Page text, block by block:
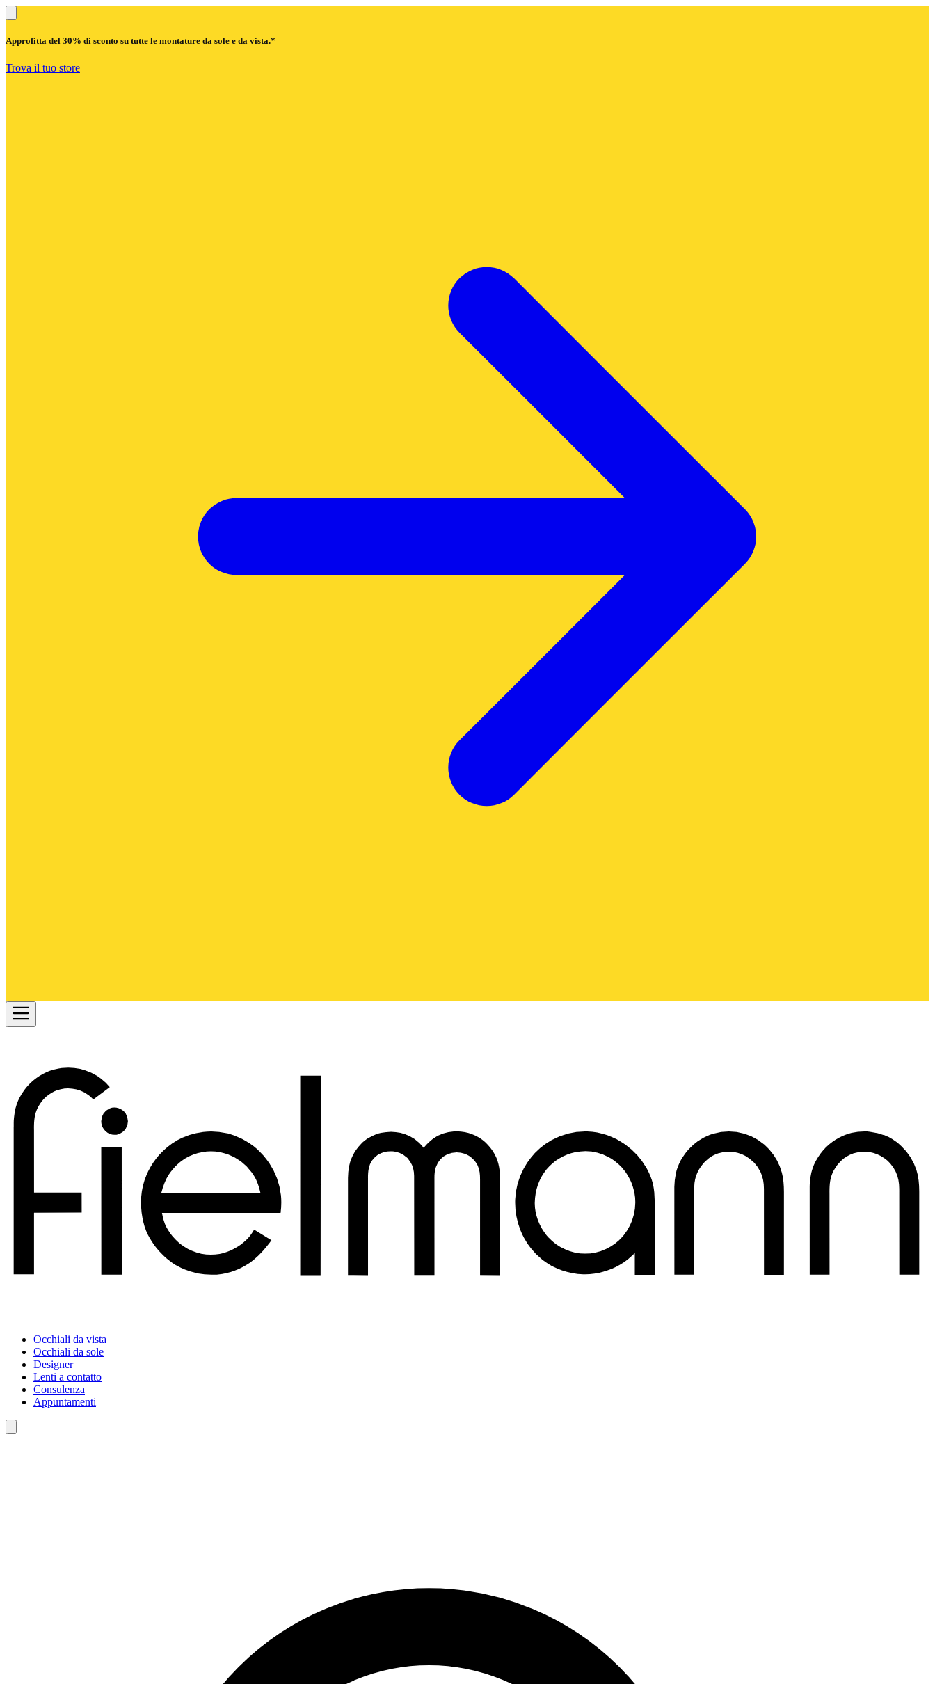
Approfitta del 30% di sconto su tutte le montature da sole e da vista.*
Trova il tuo store
Occhiali da vista
Occhiali da sole
Designer
Lenti a contatto
Consulenza
Appuntamenti